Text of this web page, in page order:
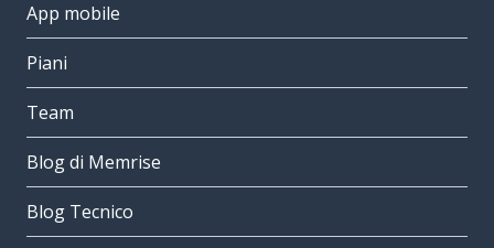
App mobile
Piani
Team
Blog di Memrise
Blog Tecnico